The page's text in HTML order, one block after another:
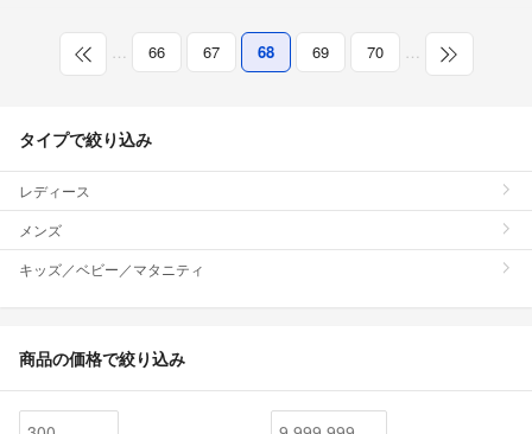
… 66 67 68 69 70 …
タイプで絞り込み
レディース
メンズ
キッズ／ベビー／マタニティ
商品の価格で絞り込み